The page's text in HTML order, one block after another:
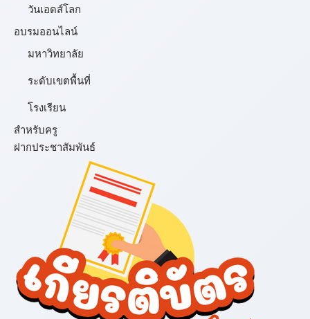
วันเอดส์โลก
อบรมออนไลน์
มหาวิทยาลัย
ระดับเขตพื้นที่
โรงเรียน
สำหรับครู
ฝากประชาสัมพันธ์